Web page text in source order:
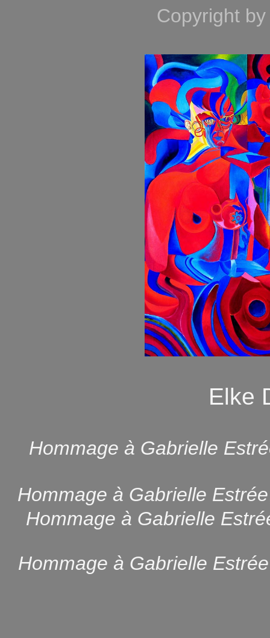
Copyright
Elke
Hommage à Gabrielle
Hommage à Gabrielle Estrée
Hommage à Gabrielle
Hommage à Gabrielle Estrée